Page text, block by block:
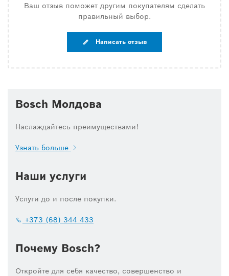
Ваш отзыв поможет другим покупателям сделать
правильный выбор.
Написать отзыв
Bosch Молдова
Наслаждайтесь преимуществами!
Узнать больше
Наши услуги
Услуги до и после покупки.
+373 (68) 344 433
Почему Bosch?
Откройте для себя качество, совершенство и